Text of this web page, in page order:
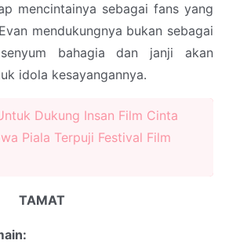
mencintainya sebagai fans yang
mendukungnya bukan sebagai
bahagia dan janji akan
idola kesayangannya.
Dukung Insan Film Cinta
Piala Terpuji Festival Film
TAMAT